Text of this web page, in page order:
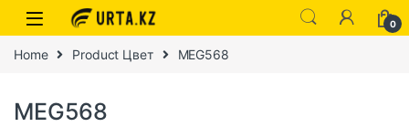
0
Home Product Цвет MEG568
MEG568